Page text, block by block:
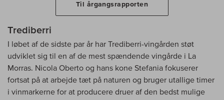
Til årgangsrapporten
Trediberri
I løbet af de sidste par år har Trediberri-vingården støt
udviklet sig til en af de mest spændende vingårde i La
Morras. Nicola Oberto og hans kone Stefania fokuserer
fortsat på at arbejde tæt på naturen og bruger utallige timer
i vinmarkerne for at producere druer af den bedst mulige